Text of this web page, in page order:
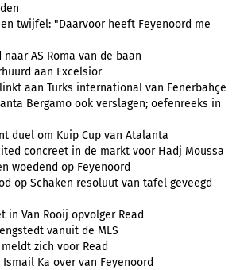
twijfel: "Daarvoor heeft Feyenoord me
naar AS Roma van de baan
aan Excelsior
aan Turks international van Fenerbahçe
Bergamo ook verslagen; oefenreeks in
duel om Kuip Cup van Atalanta
concreet in de markt voor Hadj Moussa
woedend op Feyenoord
op Schaken resoluut van tafel geveegd
in Van Rooij opvolger Read
vanuit de MLS
meldt zich voor Read
Ka over van Feyenoord